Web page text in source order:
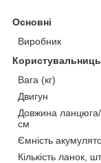
Основні
Виробник
Вага (кг)
Двигун
Довжина
см
Ємність
Кількість ланок,